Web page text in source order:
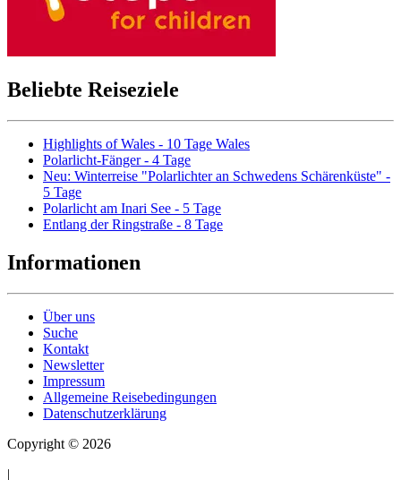
Beliebte Reiseziele
Highlights of Wales - 10 Tage Wales
Polarlicht-Fänger - 4 Tage
Neu: Winterreise "Polarlichter an Schwedens Schärenküste" -
5 Tage
Polarlicht am Inari See - 5 Tage
Entlang der Ringstraße - 8 Tage
Informationen
Über uns
Suche
Kontakt
Newsletter
Impressum
Allgemeine Reisebedingungen
Datenschutzerklärung
Copyright © 2026
|